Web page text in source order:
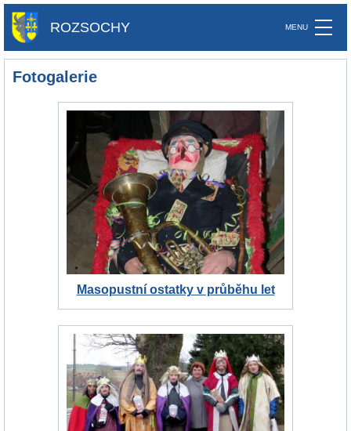
ROZSOCHY
Fotogalerie
Masopustní ostatky v průběhu let